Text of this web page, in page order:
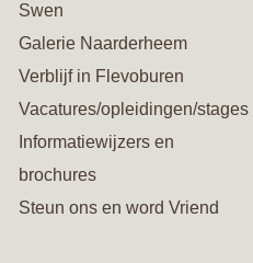
Swen
Galerie Naarderheem
Verblijf in Flevoburen
Vacatures/opleidingen/stages
Informatiewijzers en
brochures
Steun ons en word Vriend